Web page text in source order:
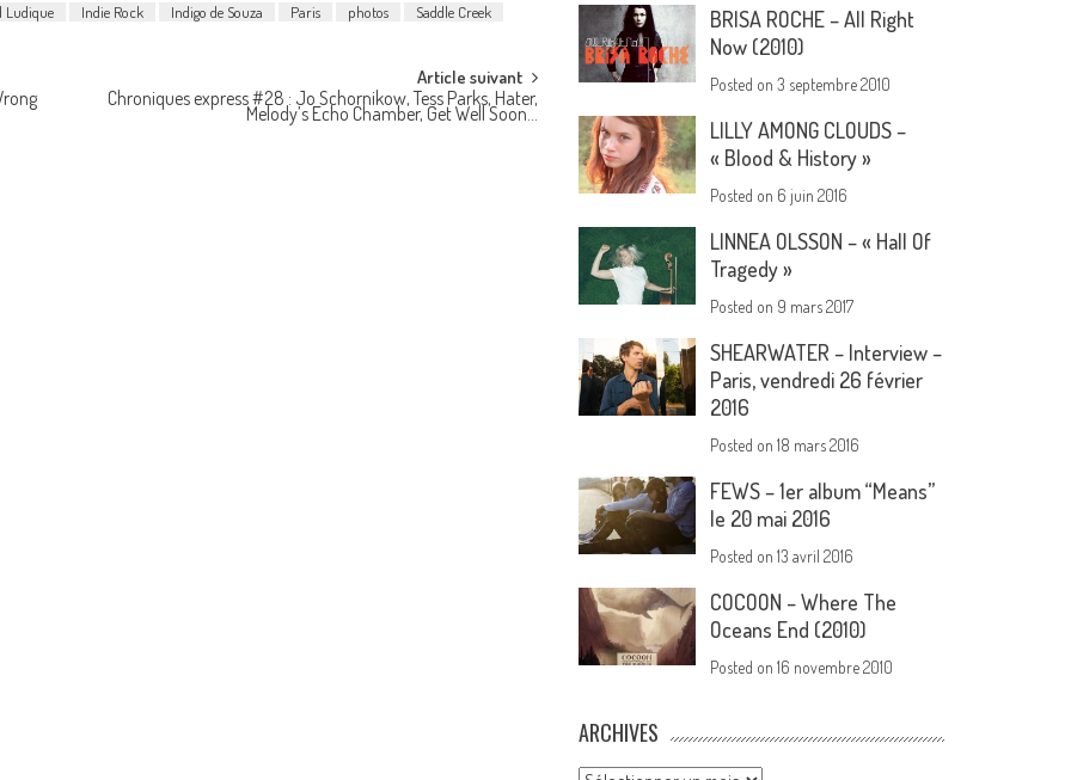
Ludique Indie Rock Indigo de Souza Paris photos
Saddle Creek
Article suivant
Chroniques express #28 : Jo Schornikow, Tess Parks, Hater,
Melody’s Echo Chamber, Get Well Soon…
BRISA ROCHE – All Right
Now (2010)
Posted on3 septembre 2010
LILLY AMONG CLOUDS –
« Blood & History »
Posted on 6 juin 2016
LINNEA OLSSON – « Hall Of
Tragedy »
Posted on 9 mars 2017
SHEARWATER – Interview –
Paris, vendredi 26 février
2016
Posted on18 mars 2016
FEWS – 1er album “Means”
le 20 mai 2016
Posted on13 avril 2016
COCOON – Where The
Oceans End (2010)
Posted on16 novembre 2010
ARCHIVES